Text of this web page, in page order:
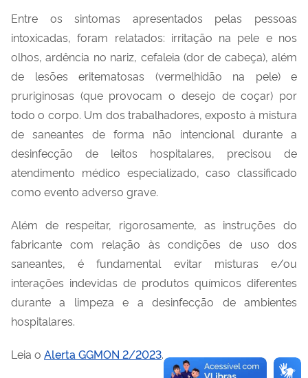
Entre os sintomas apresentados pelas pessoas
intoxicadas, foram relatados: irritação na pele e nos
olhos, ardência no nariz, cefaleia (dor de cabeça), além
de lesões eritematosas (vermelhidão na pele) e
pruriginosas (que provocam o desejo de coçar) por
todo o corpo. Um dos trabalhadores, exposto à mistura
de saneantes de forma não intencional durante a
desinfecção de leitos hospitalares,
precisou de
atendimento médico especializado, caso classificado
como evento adverso grave.
Além de respeitar, rigorosamente, as instruções do
fabricante com relação às condições de uso dos
saneantes, é fundamental evitar misturas e/ou
interações indevidas de produtos químicos diferentes
durante a limpeza e adesinfecção de ambientes
hospitalares.
Leia o Alerta GGMON 2/2023.